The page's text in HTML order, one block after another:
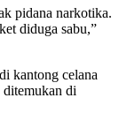
pidana narkotika.
diduga sabu,”
kantong celana
ditemukan di